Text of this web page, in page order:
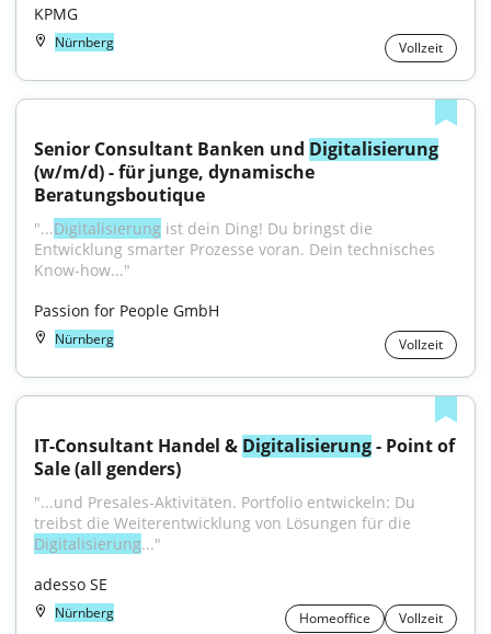
KPMG
Nürnberg Vollzeit
Senior Consultant Banken und Digitalisierung
(w/m/d) - für junge, dynamische
Beratungsboutique
"...Digitalisierung ist dein Ding! Du bringst die
Entwicklung smarter Prozesse voran. Dein technisches
Know-how..."
Passion for People GmbH
Nürnberg Vollzeit
IT-Consultant Handel & Digitalisierung - Point of
Sale (all genders)
"...und Presales-Aktivitäten. Portfolio entwickeln: Du
Digitalisierung..."
adesso SE
Nürnberg Homeoffice Vollzeit